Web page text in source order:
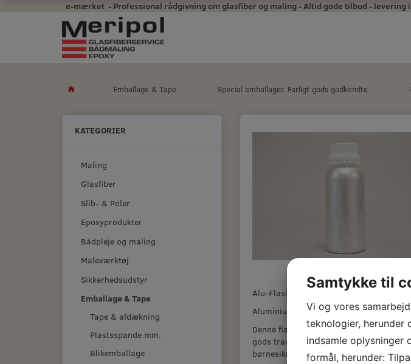
e-mærket - Professional rådgivning om glasfiber og maling - Altid gode tilbud - levering i
Emballage & Tape Special emballager. Farligt gods godkendte
KATEGORIER
Maling
Glasfiber
Slib- & Poler
Epoxyprodukter
Bådpleje og maling
Maleværktøj
Sikkerhedsudstyr
Emballage & Tape
Tape & afdækning
Plastsspande mm.
Blikemballage
Alu-Flaske 625 ml.
Aluminiumsflaske med sikret skruelåg.
Denne flaske er godkendt til alle former
gods transport og er yderst stærk og
børnesikret skruelåg.
Samtykke til
Vi og vores
teknologier, herunder
indsamle oplysninger
formål, herunder: